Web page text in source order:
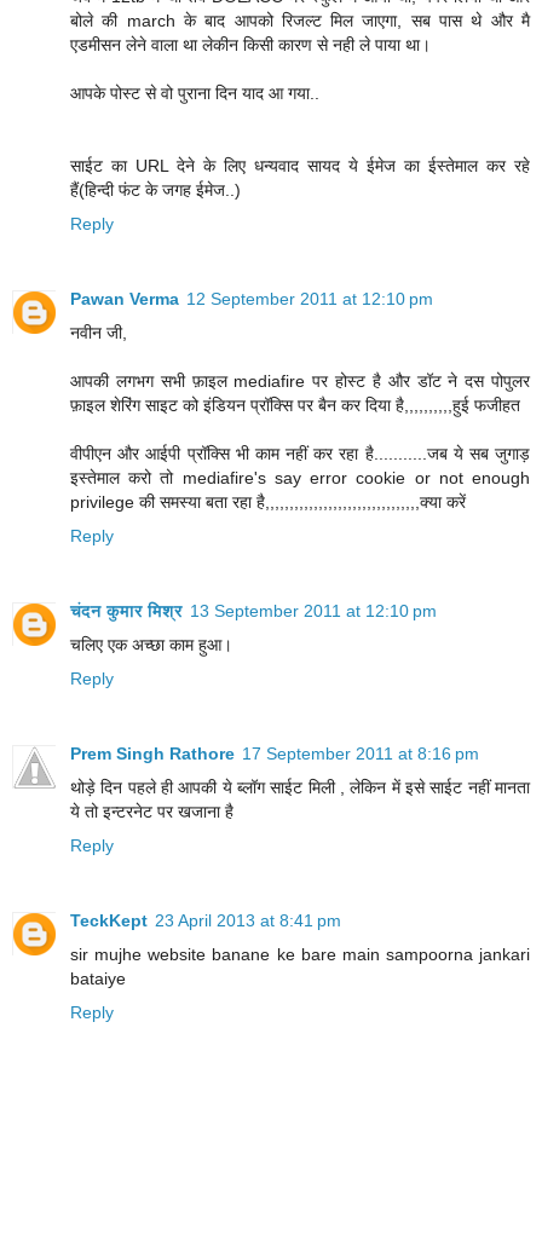
बोले की march के बाद आपको रिजल्ट मिल जाएगा, सब पास थे और मै
एडमीसन लेने वाला था लेकीन किसी कारण से नही ले पाया था।
आपके पोस्ट से वो पुराना दिन याद आ गया..
साईट का URL देने के लिए धन्यवाद सायद ये ईमेज का ईस्तेमाल कर रहे
हैं(हिन्दी फंट के जगह ईमेज..)
Reply
Pawan Verma 12 September 2011 at 12:10 pm
नवीन जी,
आपकी लगभग सभी फ़ाइल mediafire पर होस्ट है और डॉट ने दस पोपुलर
फ़ाइल शेरिंग साइट को इंडियन प्रॉक्सि पर बैन कर दिया है,,,,,,,,,,हुई फजीहत
वीपीएन और आईपी प्रॉक्सि भी काम नहीं कर रहा है...........जब ये सब जुगाड़
इस्तेमाल करो तो mediafire's say error cookie or not enough
privilege की समस्या बता रहा है,,,,,,,,,,,,,,,,,,,,,,,,,,,,,,,,क्या करें
Reply
चंदन कुमार मिश्र 13 September 2011 at 12:10 pm
चलिए एक अच्छा काम हुआ।
Reply
Prem Singh Rathore 17 September 2011 at 8:16 pm
थोड़े दिन पहले ही आपकी ये ब्लॉग साईट मिली , लेकिन में इसे साईट नहीं मानता
ये तो इन्टरनेट पर खजाना है
Reply
TeckKept 23 April 2013 at 8:41 pm
sir mujhe website banane ke bare main sampoorna jankari
bataiye
Reply